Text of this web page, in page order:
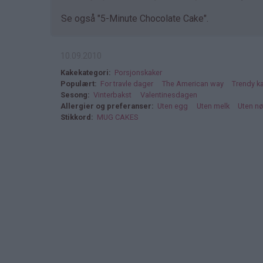
Se også "5-Minute Chocolate Cake".
Kakekategori
Porsjonskaker
Populært
For travle dager The American way
Trendy
Sesong
Vinterbakst
Valentinesdagen
Allergier og preferanser
Uten egg Uten melk
Uten
Stikkord
MUG CAKES